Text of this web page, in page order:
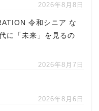
2026年8月8日
令和シニア な
に「未来」を見るの
2026年8月7日
2026年8月6日